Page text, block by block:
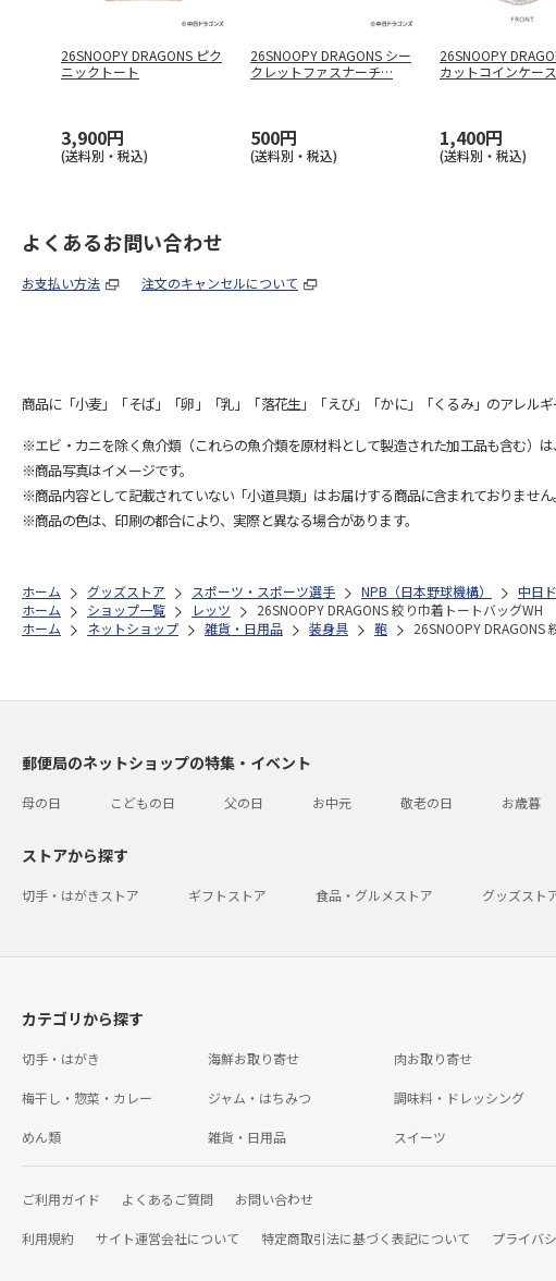
26SNOOPY DRAGONS ピク
ニックトート
3,900円
(送料別・税込)
26SNOOPY DRAGONS シー
クレットファスナーチ…
500円
(送料別・税込)
26SNOOPY
カットコインケース
1,400円
(送料別・税込)
よくあるお問い合わせ
お支払い方法 注文のキャンセルについて
商品に「小麦」「そば」「卵」「乳」「落花生」「えび」「かに」「くるみ」のアレル
※エビ・カニを除く魚介類（これらの魚介類を原材料として製造された加工品も含む）
※商品写真はイメージです。
※商品内容として記載されていない「小道具類」はお届けする商品に含まれておりません。
※商品の色は、印刷の都合により、実際と異なる場合があります。
ホーム グッズストア スポーツ・スポーツ選手 NPB（日本野球機構） 中日
ホーム
ショップ一覧 レッツ
26SNOOPY DRAGONS 絞り巾着トートバッグWH
ホーム
ネットショップ 雑貨・日用品 装身具 鞄 26SNOOPY DRAGONS
郵便局のネットショップの特集・イベント
母の日 こどもの日 父の日 お中元 敬老の日 お歳暮
ストアから探す
切手・はがきストア ギフトストア 食品・グルメストア グッズスト
カテゴリから探す
切手・はがき 海鮮お取り寄せ 肉お取り寄せ
梅干し・惣菜・カレー ジャム・はちみつ 調味料・ドレッシング
めん類 雑貨・日用品 スイーツ
ご利用ガイド よくあるご質問 お問い合わせ
利用規約 サイト運営会社について 特定商取引法に基づく表記について プライバ